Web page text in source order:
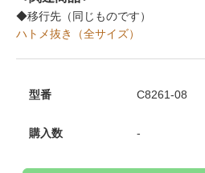
◆移行先（同じものです）
ハトメ抜き（全サイズ）
型番 C8261-08
購入数 -